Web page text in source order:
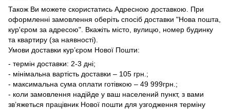
Також Ви можете скористатись Адресною доставкою. При
оформленні замовлення оберіть спосіб доставки "Нова пошта,
кур'єром за адресою". Вкажіть місто, вулицю, номер будинку
та квартиру (за наявності).
Умови доставки кур’єром Нової Пошти:
- термін доставки: 2-3 дні;
- мінімальна вартість доставки – 105 грн.;
- максимальна сума оплати готівкою – 49 999грн.;
- коли замовлення надійде у ваш населений пункт, з вами
зв’яжеться працівник Нової пошти для узгодження терміну